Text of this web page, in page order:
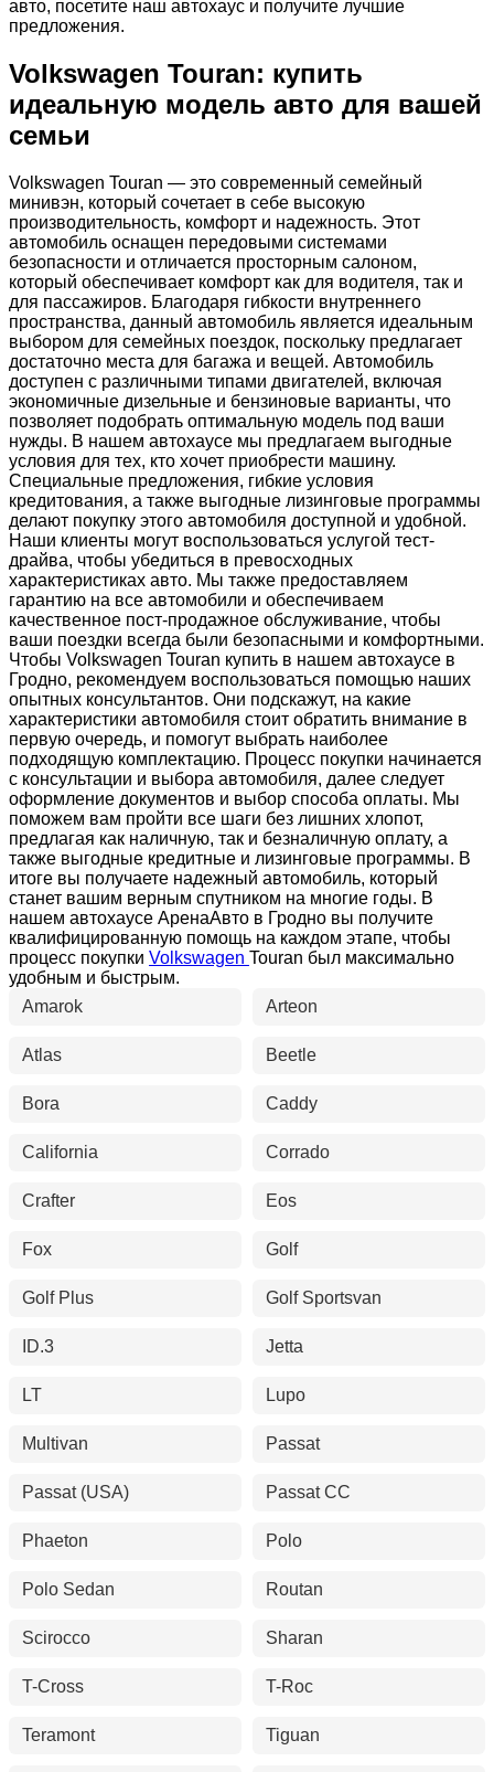
авто, посетите наш автохаус и получите лучшие
предложения.
Volkswagen Touran: купить
идеальную модель авто для вашей
семьи
Volkswagen Touran — это современный семейный
минивэн, который сочетает в себе высокую
производительность, комфорт и надежность. Этот
автомобиль оснащен передовыми системами
безопасности и отличается просторным салоном,
который обеспечивает комфорт как для водителя, так и
для пассажиров. Благодаря гибкости внутреннего
пространства, данный автомобиль является идеальным
выбором для семейных поездок, поскольку предлагает
достаточно места для багажа и вещей. Автомобиль
доступен с различными типами двигателей, включая
экономичные дизельные и бензиновые варианты, что
позволяет подобрать оптимальную модель под ваши
нужды. В нашем автохаусе мы предлагаем выгодные
условия для тех, кто хочет приобрести машину.
Специальные предложения, гибкие условия
кредитования, а также выгодные лизинговые программы
делают покупку этого автомобиля доступной и удобной.
Наши клиенты могут воспользоваться услугой тест-
драйва, чтобы убедиться в превосходных
характеристиках авто. Мы также предоставляем
гарантию на все автомобили и обеспечиваем
качественное пост-продажное обслуживание, чтобы
ваши поездки всегда были безопасными и комфортными.
Чтобы Volkswagen Touran купить в нашем автохаусе в
Гродно, рекомендуем воспользоваться помощью наших
опытных консультантов. Они подскажут, на какие
характеристики автомобиля стоит обратить внимание в
первую очередь, и помогут выбрать наиболее
подходящую комплектацию. Процесс покупки начинается
с консультации и выбора автомобиля, далее следует
оформление документов и выбор способа оплаты. Мы
поможем вам пройти все шаги без лишних хлопот,
предлагая как наличную, так и безналичную оплату, а
также выгодные кредитные и лизинговые программы. В
итоге вы получаете надежный автомобиль, который
станет вашим верным спутником на многие годы. В
нашем автохаусе АренаАвто в Гродно вы получите
квалифицированную помощь на каждом этапе, чтобы
процесс покупки Volkswagen Touran был максимально
удобным и быстрым.
Amarok
Arteon
Atlas Beetle
Bora Caddy
California Corrado
Crafter Eos
Fox Golf
Golf Plus Golf Sportsvan
ID.3 Jetta
LT Lupo
Multivan Passat
Passat (USA) Passat CC
Phaeton Polo
Polo Sedan Routan
Scirocco Sharan
T-Cross T-Roc
Teramont Tiguan